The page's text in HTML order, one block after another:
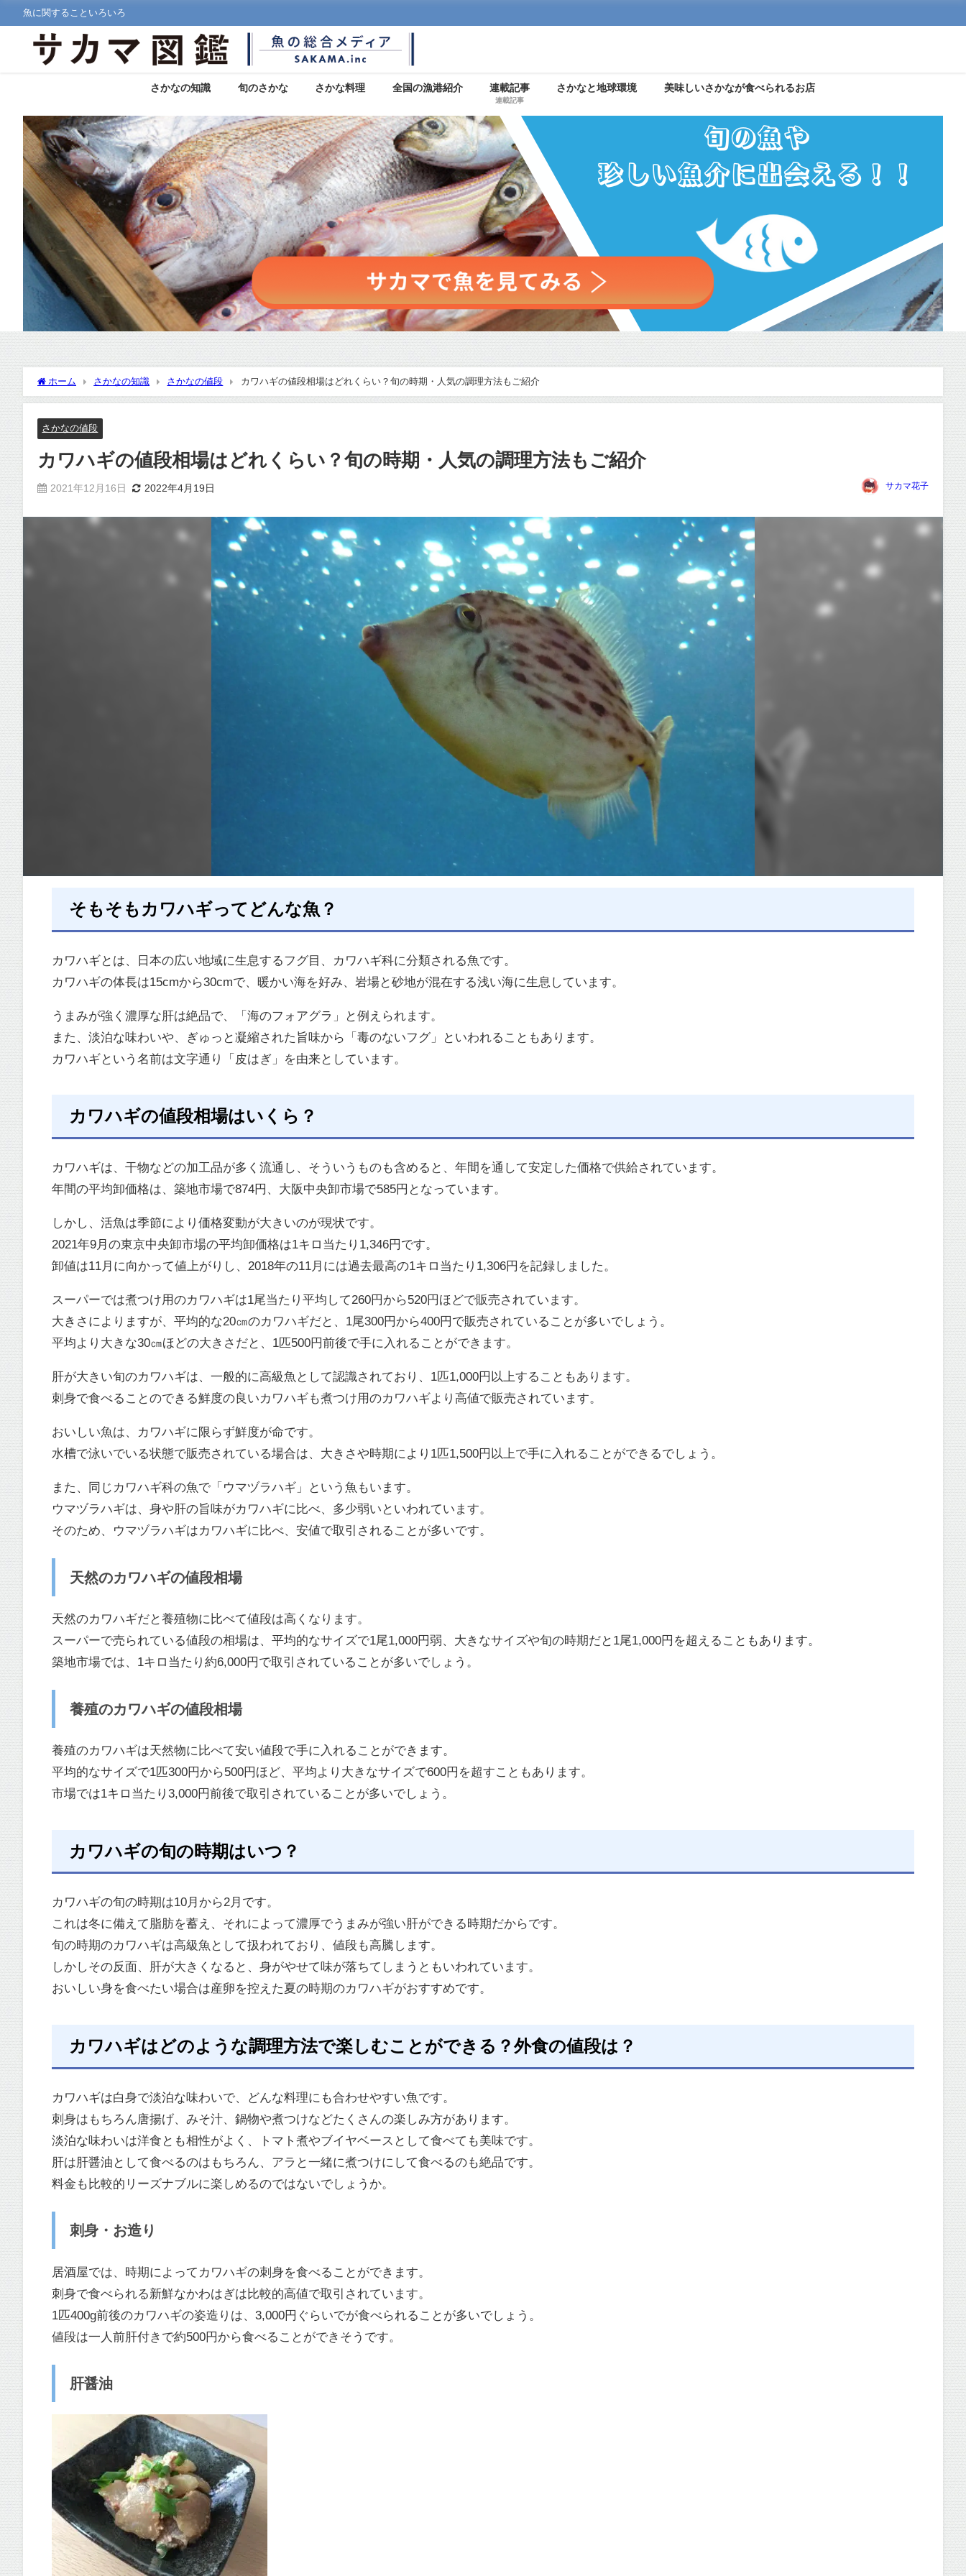
魚に関することいろいろ
さかなの知識 旬のさかな さかな料理 全国の漁港紹介 連載記事
連載記事
さかなと地球環境 美味しいさかなが食べられるお店
ホーム さかなの知識 さかなの値段 カワハギの値段相場はどれくらい？旬の時期・人気の調理方法もご紹介
さかなの値段
カワハギの値段相場はどれくらい？旬の時期・人気の調理方法もご紹介
2021年12月16日 2022年4月19日 サカマ花子
そもそもカワハギってどんな魚？
カワハギとは、日本の広い地域に生息するフグ目、カワハギ科に分類される魚です。
カワハギの体長は15cmから30cmで、暖かい海を好み、岩場と砂地が混在する浅い海に生息しています。
うまみが強く濃厚な肝は絶品で、「海のフォアグラ」と例えられます。
また、淡泊な味わいや、ぎゅっと凝縮された旨味から「毒のないフグ」といわれることもあります。
カワハギという名前は文字通り「皮はぎ」を由来としています。
カワハギの値段相場はいくら？
カワハギは、干物などの加工品が多く流通し、そういうものも含めると、年間を通して安定した価格で供給されています。
年間の平均卸価格は、築地市場で874円、大阪中央卸市場で585円となっています。
しかし、活魚は季節により価格変動が大きいのが現状です。
2021年9月の東京中央卸市場の平均卸価格は1キロ当たり1,346円です。
卸値は11月に向かって値上がりし、2018年の11月には過去最高の1キロ当たり1,306円を記録しました。
スーパーでは煮つけ用のカワハギは1尾当たり平均して260円から520円ほどで販売されています。
大きさによりますが、平均的な20㎝のカワハギだと、1尾300円から400円で販売されていることが多いでしょう。
平均より大きな30㎝ほどの大きさだと、1匹500円前後で手に入れることができます。
肝が大きい旬のカワハギは、一般的に高級魚として認識されており、1匹1,000円以上することもあります。
刺身で食べることのできる鮮度の良いカワハギも煮つけ用のカワハギより高値で販売されています。
おいしい魚は、カワハギに限らず鮮度が命です。
水槽で泳いでいる状態で販売されている場合は、大きさや時期により1匹1,500円以上で手に入れることができるでしょう。
また、同じカワハギ科の魚で「ウマヅラハギ」という魚もいます。
ウマヅラハギは、身や肝の旨味がカワハギに比べ、多少弱いといわれています。
そのため、ウマヅラハギはカワハギに比べ、安値で取引されることが多いです。
天然のカワハギの値段相場
天然のカワハギだと養殖物に比べて値段は高くなります。
スーパーで売られている値段の相場は、平均的なサイズで1尾1,000円弱、大きなサイズや旬の時期だと1尾1,000円を超えることもあります。
築地市場では、1キロ当たり約6,000円で取引されていることが多いでしょう。
養殖のカワハギの値段相場
養殖のカワハギは天然物に比べて安い値段で手に入れることができます。
平均的なサイズで1匹300円から500円ほど、平均より大きなサイズで600円を超すこともあります。
市場では1キロ当たり3,000円前後で取引されていることが多いでしょう。
カワハギの旬の時期はいつ？
カワハギの旬の時期は10月から2月です。
これは冬に備えて脂肪を蓄え、それによって濃厚でうまみが強い肝ができる時期だからです。
旬の時期のカワハギは高級魚として扱われており、値段も高騰します。
しかしその反面、肝が大きくなると、身がやせて味が落ちてしまうともいわれています。
おいしい身を食べたい場合は産卵を控えた夏の時期のカワハギがおすすめです。
カワハギはどのような調理方法で楽しむことができる？外食の値段は？
カワハギは白身で淡泊な味わいで、どんな料理にも合わせやすい魚です。
刺身はもちろん唐揚げ、みそ汁、鍋物や煮つけなどたくさんの楽しみ方があります。
淡泊な味わいは洋食とも相性がよく、トマト煮やブイヤベースとして食べても美味です。
肝は肝醤油として食べるのはもちろん、アラと一緒に煮つけにして食べるのも絶品です。
料金も比較的リーズナブルに楽しめるのではないでしょうか。
刺身・お造り
居酒屋では、時期によってカワハギの刺身を食べることができます。
刺身で食べられる新鮮なかわはぎは比較的高値で取引されています。
1匹400g前後のカワハギの姿造りは、3,000円ぐらいでが食べられることが多いでしょう。
値段は一人前肝付きで約500円から食べることができそうです。
肝醤油